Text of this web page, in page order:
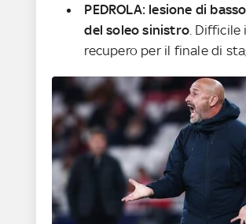
PEDROLA: lesione di
del soleo sinistro . Difficile
recupero per il finale di